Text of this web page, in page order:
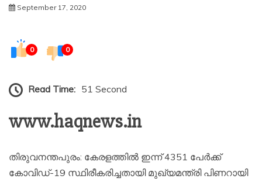
September 17, 2020
0 0
Read Time: 51 Second
www.haqnews.in
തിരുവനന്തപുരം: കേരളത്തില്‍ ഇന്ന് 4351 പേര്‍ക്ക്
കോവിഡ്-19 സ്ഥിരീകരിച്ചതായി മുഖ്യമന്ത്രി പിണറായി